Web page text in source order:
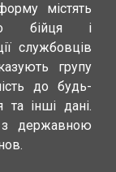
містять
бійця і
службовців
групу
до будь-
та інші дані.
з державною